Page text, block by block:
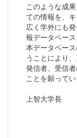
このような成
ての情報を、
広く学外にも
報データベー
本データベー
うことにより
発信者、受信
ことを願ってい
上智大学長